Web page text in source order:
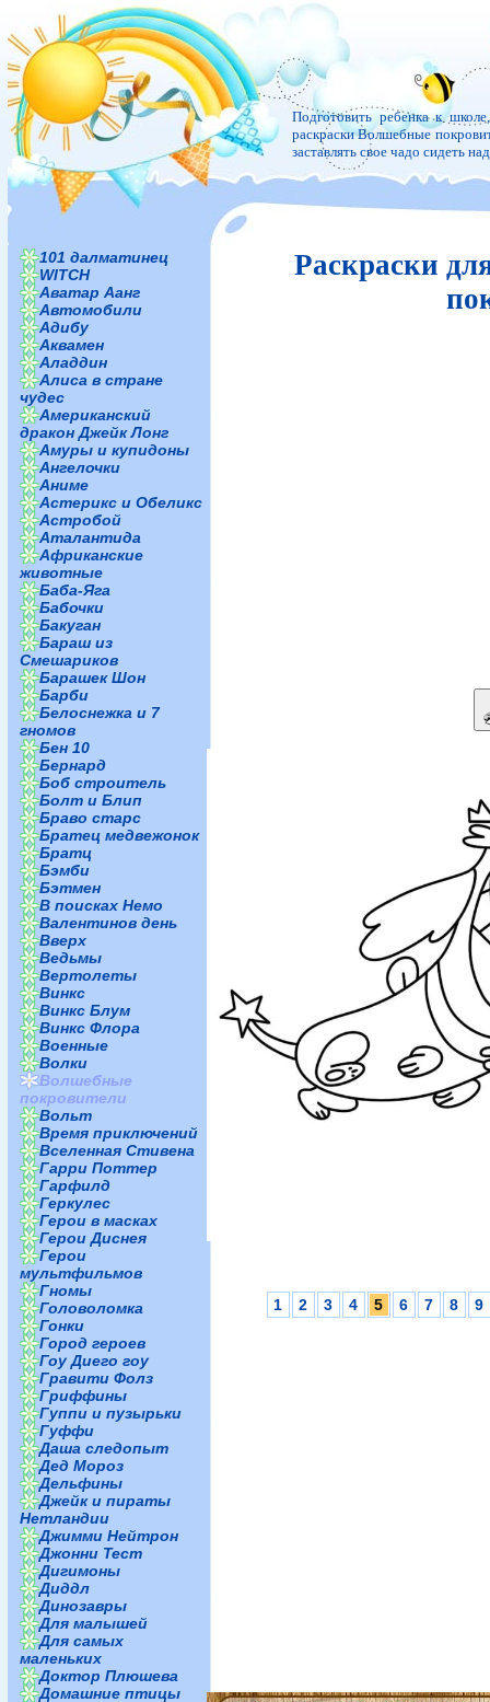
Подготовить ребенка к
раскраски Волшебные
заставлять свое чадо сидеть
101 далматинец
WITCH
Аватар Аанг
Автомобили
Адибу
Аквамен
Аладдин
Алиса в стране
чудес
Американский
дракон Джейк Лонг
Амуры и купидоны
Ангелочки
Аниме
Астерикс и Обеликс
Астробой
Аталантида
Африканские
животные
Баба-Яга
Бабочки
Бакуган
Бараш из
Смешариков
Барашек Шон
Барби
Белоснежка и 7
гномов
Бен 10
Бернард
Боб строитель
Болт и Блип
Браво старс
Братец медвежонок
Братц
Бэмби
Бэтмен
В поисках Немо
Валентинов день
Вверх
Ведьмы
Вертолеты
Винкс
Винкс Блум
Винкс Флора
Военные
Волки
Волшебные
покровители
Вольт
Время приключений
Вселенная Стивена
Гарри Поттер
Гарфилд
Геркулес
Герои в масках
Герои Диснея
Герои
мультфильмов
Гномы
Головоломка
Гонки
Город героев
Гоу Диего гоу
Гравити Фолз
Гриффины
Гуппи и пузырьки
Гуффи
Даша следопыт
Дед Мороз
Дельфины
Джейк и пираты
Нетландии
Джимми Нейтрон
Джонни Тест
Дигимоны
Диддл
Динозавры
Для малышей
Для самых
маленьких
Доктор Плюшева
Домашние птицы
Раскраски
1 2 3 4 5 6 7 8 9